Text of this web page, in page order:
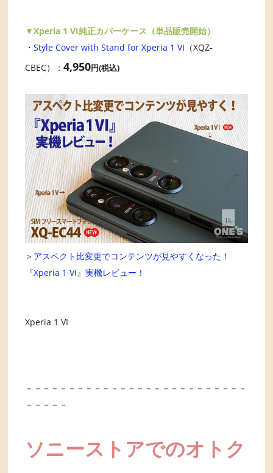
▼Xperia 1 VI純正カバーケース（単品販売開始）
・Style Cover with Stand for Xperia 1 VI （XQZ-
CBEC）：4,950円(税込)
＞ アスペクト比変更でコンテンツが見やすくなった！
『Xperia 1 VI』実機レビュー！
Xperia 1 VI
－－－－－－－－－－－－－－－－－－－－－－－－－－
－－－－－
ソニーストアでのオトク